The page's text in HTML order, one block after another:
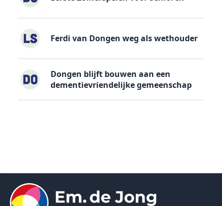
Ferdi van Dongen weg als wethouder
Dongen blijft bouwen aan een
dementievriendelijke gemeenschap